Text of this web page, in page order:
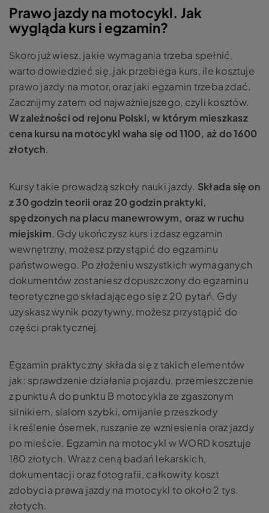
Prawo jazdy na motocykl. Jak
wygląda kurs i egzamin?
Skoro już wiesz, jakie wymagania trzeba spełnić,
warto dowiedzieć się, jak przebiega kurs, ile kosztuje
prawo jazdy na motor, oraz jaki egzamin trzeba zdać.
Zacznijmy zatem od najważniejszego, czyli kosztów.
W zależności od rejonu Polski, w którym mieszkasz
cena kursu na motocykl waha się od 1100, aż do 1600
złotych.
Kursy takie prowadzą szkoły nauki jazdy. Składa się on
z30 godzin teorii oraz 20 godzin praktyki,
spędzonych na placu manewrowym, oraz w ruchu
miejskim. Gdy ukończysz kurs i zdasz egzamin
wewnętrzny, możesz przystąpić do egzaminu
państwowego. Po złożeniu wszystkich wymaganych
dokumentów zostaniesz dopuszczony do egzaminu
teoretycznego składającego się z 20 pytań. Gdy
uzyskasz wynik pozytywny, możesz przystąpić do
części praktycznej.
Egzamin praktyczny składa się z takich elementów
jak: sprawdzenie działania pojazdu, przemieszczenie
z punktu A do punktu B motocykla ze zgaszonym
silnikiem, slalom szybki, omijanie przeszkody
i kreślenie ósemek, ruszanie ze wzniesienia oraz jazdy
po mieście. Egzamin na motocykl w WORD kosztuje
180 złotych. Wraz z ceną badań lekarskich,
dokumentacji oraz fotografii, całkowity koszt
zdobycia prawa jazdy na motocykl to około 2 tys.
złotych.